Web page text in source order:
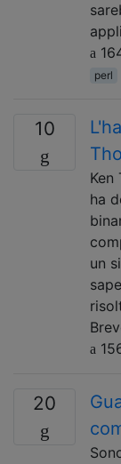
perl
10
Ken
ha
un
20